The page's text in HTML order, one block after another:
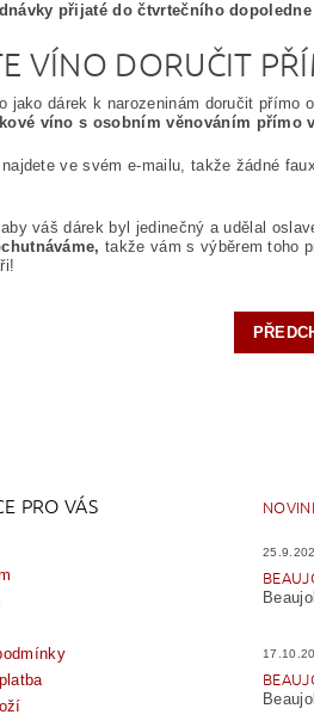
přijaté do čtvrtečního
VÍNO DORUČIT
jako dárek k narozeninám doručit
víno s osobním věnováním přímo
ve svém e-mailu, takže žádné
váš dárek byl jedinečný a udělal
takže vám s výběrem toho
PRO VÁS